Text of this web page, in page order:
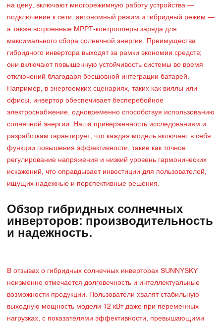
на цену, включают многорежимную работу устройства —
подключение к сети, автономный режим и гибридный режим —
а также встроенные MPPT-контроллеры заряда для
максимального сбора солнечной энергии. Преимущества
гибридного инвертора выходят за рамки экономии средств;
они включают повышенную устойчивость системы во время
отключений благодаря бесшовной интеграции батарей.
Например, в энергоемких сценариях, таких как виллы или
офисы, инвертор обеспечивает бесперебойное
электроснабжение, одновременно способствуя использованию
солнечной энергии. Наша приверженность исследованиям и
разработкам гарантирует, что каждая модель включает в себя
функции повышения эффективности, такие как точное
регулирование напряжения и низкий уровень гармонических
искажений, что оправдывает инвестиции для пользователей,
ищущих надежные и перспективные решения.
Обзор гибридных солнечных
инверторов: производительность
и надежность.
В отзывах о гибридных солнечных инверторах SUNNYSKY
неизменно отмечается долговечность и интеллектуальные
возможности продукции. Пользователи хвалят стабильную
выходную мощность модели 12 кВт даже при переменных
нагрузках, с показателями эффективности, превышающими